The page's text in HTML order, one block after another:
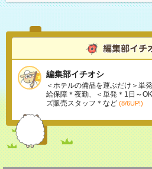
編集部イチオシ
＜ホテルの備品を運ぶだけ＞単
給保障＊夜勤、＜単発＊1日～
ズ販売スタッフ＊など (8/6UP!)